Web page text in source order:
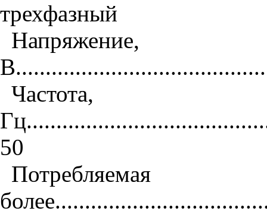
трехфазный
Напряжение,
В
Частота,
Гц
50
более